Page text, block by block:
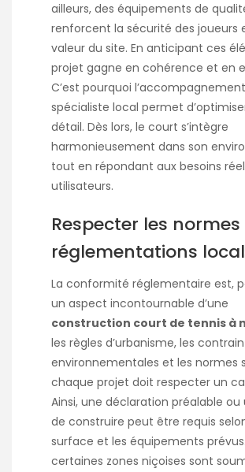
ailleurs, des équipements de
renforcent la sécurité des joueurs
valeur du site. En anticipant ces
projet gagne en cohérence et en
C’est pourquoi l’accompagnement
spécialiste local permet
détail. Dès lors, le court s’intègre
harmonieusement dans son
tout en répondant aux besoins
utilisateurs.
Respecter les normes
réglementations
La conformité réglementaire est,
un aspect incontournable d’une
construction court de tennis à
les règles d’urbanisme, les
environnementales et les normes
chaque projet doit respecter un
Ainsi, une déclaration préalable ou
de construire peut être requis
surface et les équipements
certaines zones niçoises sont